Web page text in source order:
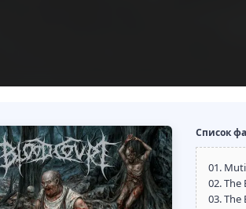
Список
01.
02. The
03. The